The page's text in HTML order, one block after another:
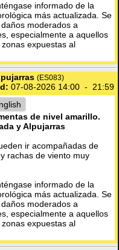
informado de la
más actualizada. Se
moderados a
especialmente a aquellos
expuestas al
(ES083)
07-08-2026 14:00 - 21:59
de nivel amarillo.
y Alpujarras
ir acompañadas de
rachas de viento muy
informado de la
más actualizada. Se
moderados a
especialmente a aquellos
expuestas al